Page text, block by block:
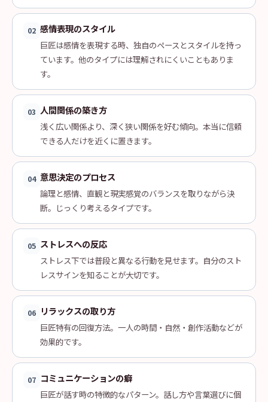
02 感情表現のスタイル
巨匠は感情を表現する時、独自のペースとスタイルを持っ
ています。他のタイプには理解されにくいこともありま
す。
03 人間関係の築き方
浅く広い関係より、深く狭い関係を好む傾向。本当に信頼
できる人だけを近くに置きます。
04 意思決定のプロセス
論理と感情、直観と現実感覚のバランスを取りながら決
断。じっくり考えるタイプです。
05 ストレスへの反応
ストレス下では普段と異なる行動を見せます。自分のスト
レスサインを知ることが大切です。
06 リラックスの取り方
巨匠特有の回復方法。一人の時間・自然・創作活動などが
効果的です。
07 コミュニケーションの癖
巨匠が話す時の特徴的なパターン。話し方や言葉選びに個